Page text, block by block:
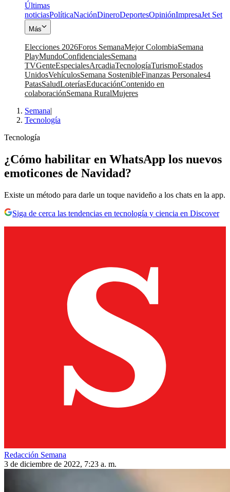
Últimas
noticiasPolíticaNaciónDineroDeportesOpiniónImpresaJet Set
Más
Elecciones 2026Foros SemanaMejor ColombiaSemana
PlayMundoConfidencialesSemana
TVGenteEspecialesArcadiaTecnologíaTurismoEstados
UnidosVehículosSemana SostenibleFinanzas Personales4
PatasSaludLoteríasEducaciónContenido en
colaboraciónSemana RuralMujeres
Semana|
Tecnología
Tecnología
¿Cómo habilitar en WhatsApp los nuevos
emoticones de Navidad?
Existe un método para darle un toque navideño a los chats en la app.
Siga de cerca las tendencias en tecnología y ciencia en Discover
Redacción Semana
3 de diciembre de 2022, 7:23 a. m.